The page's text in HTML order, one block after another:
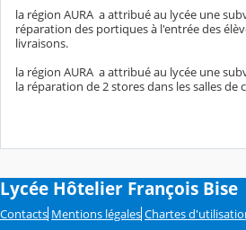
la région AURA a attribué au lycée une
réparation des portiques à l'entrée des
livraisons.
la région AURA a attribué au lycée une
la réparation de 2 stores dans les salles de
Lycée Hôtelier François Bise
Contacts Mentions légales Chartes